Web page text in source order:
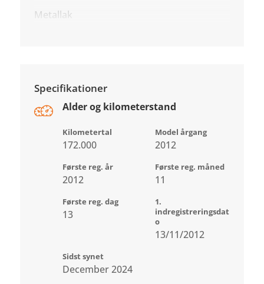
Metallak
Specifikationer
Alder og kilometerstand
Kilometertal
172.000
Model årgang
2012
Første reg. år
2012
Første reg. måned
11
Første reg. dag
13
1.
indregistreringsdat
o
13/11/2012
Sidst synet
December 2024